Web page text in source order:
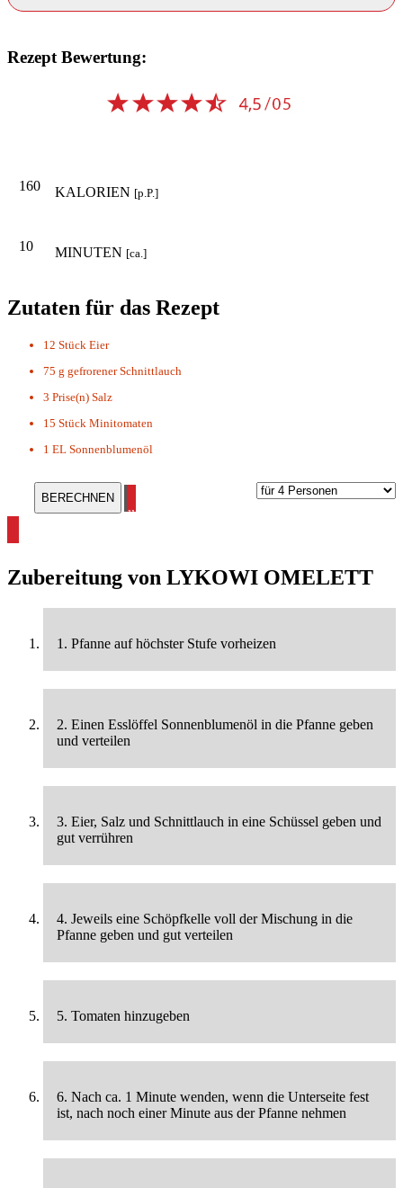
Rezept Bewertung:
160 KALORIEN [p.P.]
10 MINUTEN [ca.]
Zutaten für das Rezept
12 Stück Eier
75 g gefrorener Schnittlauch
3 Prise(n) Salz
15 Stück Minitomaten
1 EL Sonnenblumenöl
alle Omelett Rezepte ansehen
Zubereitung von LYKOWI OMELETT
1. Pfanne auf höchster Stufe vorheizen
2. Einen Esslöffel Sonnenblumenöl in die Pfanne geben
und verteilen
3. Eier, Salz und Schnittlauch in eine Schüssel geben und
gut verrühren
4. Jeweils eine Schöpfkelle voll der Mischung in die
Pfanne geben und gut verteilen
5. Tomaten hinzugeben
6. Nach ca. 1 Minute wenden, wenn die Unterseite fest
ist, nach noch einer Minute aus der Pfanne nehmen